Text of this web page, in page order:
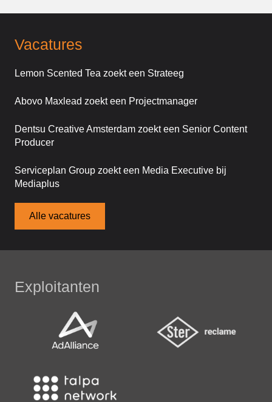
Vacatures
Lemon Scented Tea zoekt een Strateeg
Abovo Maxlead zoekt een Projectmanager
Dentsu Creative Amsterdam zoekt een Senior Content
Producer
Serviceplan Group zoekt een Media Executive bij
Mediaplus
Alle vacatures
Exploitanten